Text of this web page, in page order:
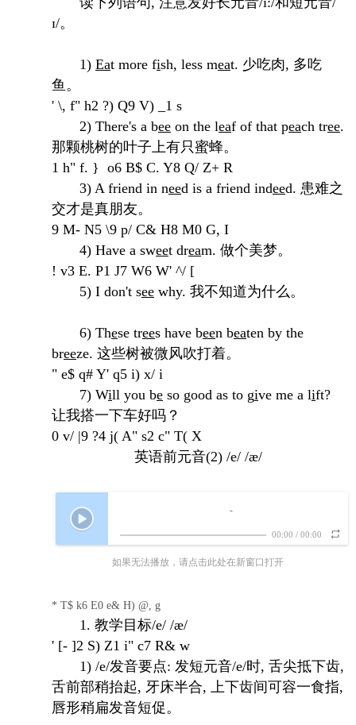
ɪ/。
1) Eat more fish, less meat. 少吃肉, 多吃
鱼。
' \, f" h2 ?) Q9 V) _1 s
2) There's a bee on the leaf of that peach tree.
那颗桃树的叶子上有只蜜蜂。
1 h" f. } o6 B$ C. Y8 Q/ Z+ R
3) A friend in need is a friend indeed. 患难之
交才是真朋友。
9 M- N5 \9 p/ C& H8 M0 G, I
4) Have a sweet dream. 做个美梦。
! v3 E. P1 J7 W6 W' ^/ [
5) I don't see why. 我不知道为什么。
6) These trees have been beaten by the
breeze. 这些树被微风吹打着。
" e$ q# Y' q5 i) x/ i
7) Will you be so good as to give me a lift?
让我搭一下车好吗？
0 v/ |9 ?4 j( A" s2 c" T( X
英语前元音(2) /e/ /æ/
-
00:00 / 00:00
如果无法播放，请点击此处在新窗口打开
* T$ k6 E0 e& H) @, g
1. 教学目标/e/ /æ/
' [- ]2 S) Z1 i" c7 R& w
1) /e/发音要点: 发短元音/e/时, 舌尖抵下齿,
舌前部稍抬起, 牙床半合, 上下齿间可容一食指,
唇形稍扁发音短促。